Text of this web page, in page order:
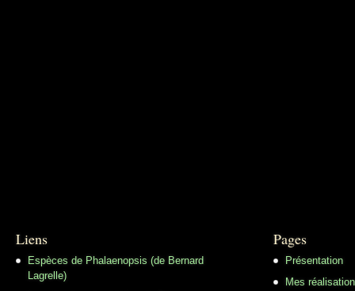
Liens
Espèces de Phalaenopsis (de Bernard
Lagrelle)
Pages
Présentation
Mes